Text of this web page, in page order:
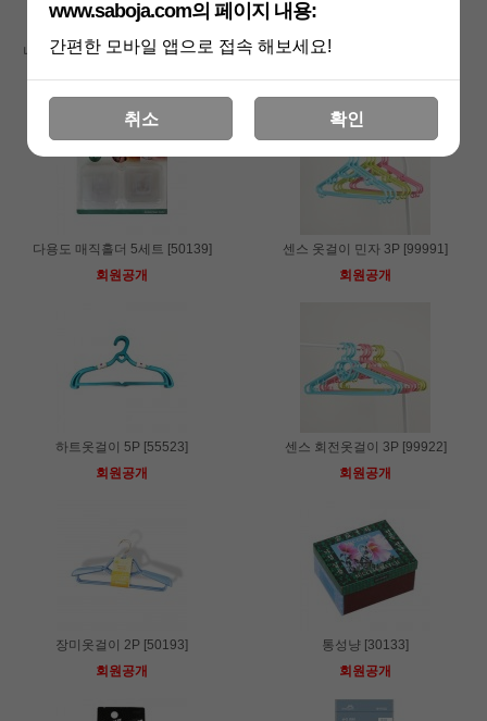
나무이야기 매직후크 투명 [19189]
회원공개
코텍 간편 3M 빨래행거 [16716]
회원공개
다용도 매직홀더 5세트 [50139]
회원공개
센스 옷걸이 민자 3P [99991]
회원공개
하트옷걸이 5P [55523]
회원공개
센스 회전옷걸이 3P [99922]
회원공개
장미옷걸이 2P [50193]
회원공개
통성냥 [30133]
회원공개
www.saboja.com의 페이지 내용:
간편한 모바일 앱으로 접속 해보세요!
취소 확인